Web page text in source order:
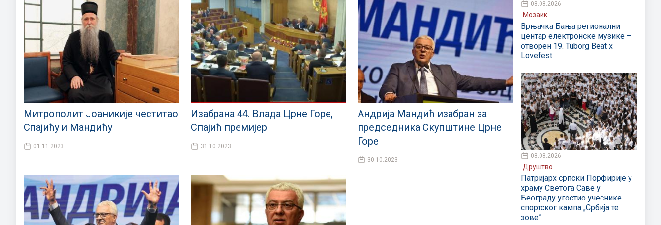
Митрополит Јоаникије честитао
Спајићу и Мандићу
01.11.2023
Изабрана 44. Влада Црне Горе,
Спајић премијер
31.10.2023
Андрија Мандић изабран за
председника Скупштине Црне
Горе
30.10.2023
08.08.2026
Мозаик
Врњачка Бања регионални
центар електронске музике –
отворен 19. Tuborg Beat x
Lovefest
08.08.2026
Друштво
Патријарх српски Порфирије у
храму Светога Саве у
Београду угостио учеснике
спортског кампа „Србија те
зове”